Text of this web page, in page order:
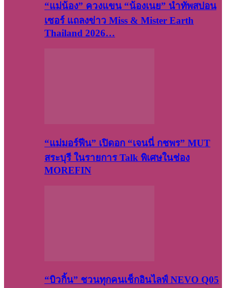
“แม่น้อง” ควงแขน “น้องเนย” นำทัพสปอน
เซอร์ แถลงข่าว Miss & Mister Earth
Thailand 2026…
“แม่มอร์ฟีน” เปิดอก “เจนนี่ กชพร” MUT
สระบุรี ในรายการ Talk พิเศษในช่อง
MOREFIN
“บิวกิ้น” ชวนทุกคนเช็กอินไลฟ์ NEVO Q05